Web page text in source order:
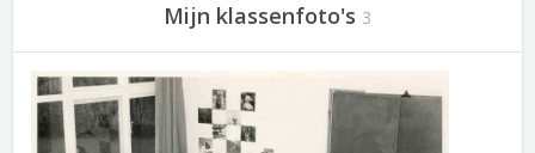
Mijn klassenfoto's 3